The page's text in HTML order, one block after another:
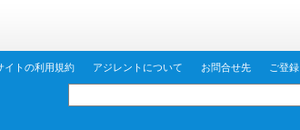
イトの利用規約 アジレントについて お問合せ先 ご登録